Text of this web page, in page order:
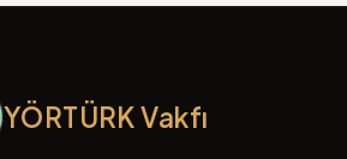
YÖRTÜRK Vakfı